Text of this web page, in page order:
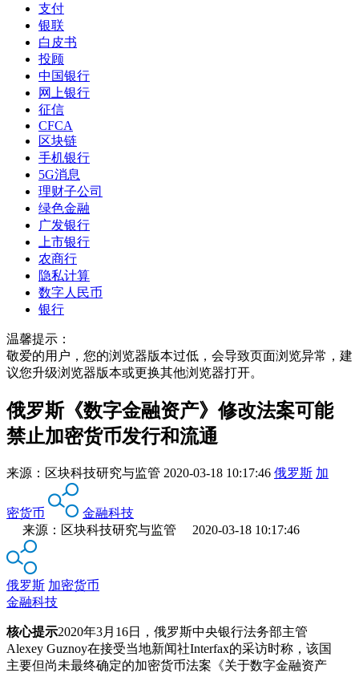
支付
银联
白皮书
投顾
中国银行
网上银行
征信
CFCA
区块链
手机银行
5G消息
理财子公司
绿色金融
广发银行
上市银行
农商行
隐私计算
数字人民币
银行
温馨提示：
敬爱的用户，您的浏览器版本过低，会导致页面浏览异常，建
议您升级浏览器版本或更换其他浏览器打开。
俄罗斯《数字金融资产》修改法案可能
禁止加密货币发行和流通
来源： 区块科技研究与监管 2020-03-18 10:17:46 俄罗斯 加
密货币
金融科技
来源：区块科技研究与监管 2020-03-18 10:17:46
俄罗斯 加密货币
金融科技
核心提示2020年3月16日，俄罗斯中央银行法务部主管
Alexey Guznoy在接受当地新闻社Interfax的采访时称，该国
主要但尚未最终确定的加密货币法案《关于数字金融资产